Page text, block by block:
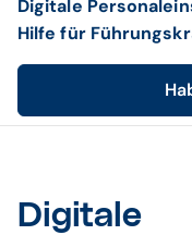
Digitale
Hilfe für
Digitale